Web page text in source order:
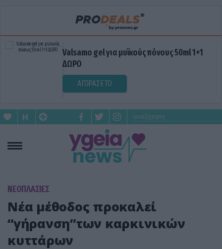
Valsamo gel για μυϊκούς πόνους 50ml 1+1
ΔΩΡΟ
ΑΓΟΡΑΣΕ ΤΟ
ΝΕΟΠΛΑΣΙΕΣ
Νέα μέθοδος προκαλεί
“γήρανση”των καρκινικών
κυττάρων